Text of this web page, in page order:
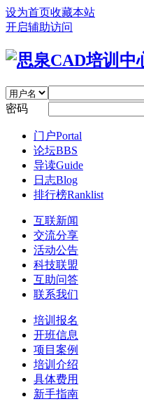
设为首页收藏本站
开启辅助访问
密码
门户Portal
论坛BBS
导读Guide
日志Blog
排行榜Ranklist
互联新闻
交流分享
活动公告
科技联盟
互助问答
联系我们
培训报名
开班信息
项目案例
培训介绍
具体费用
新手指南